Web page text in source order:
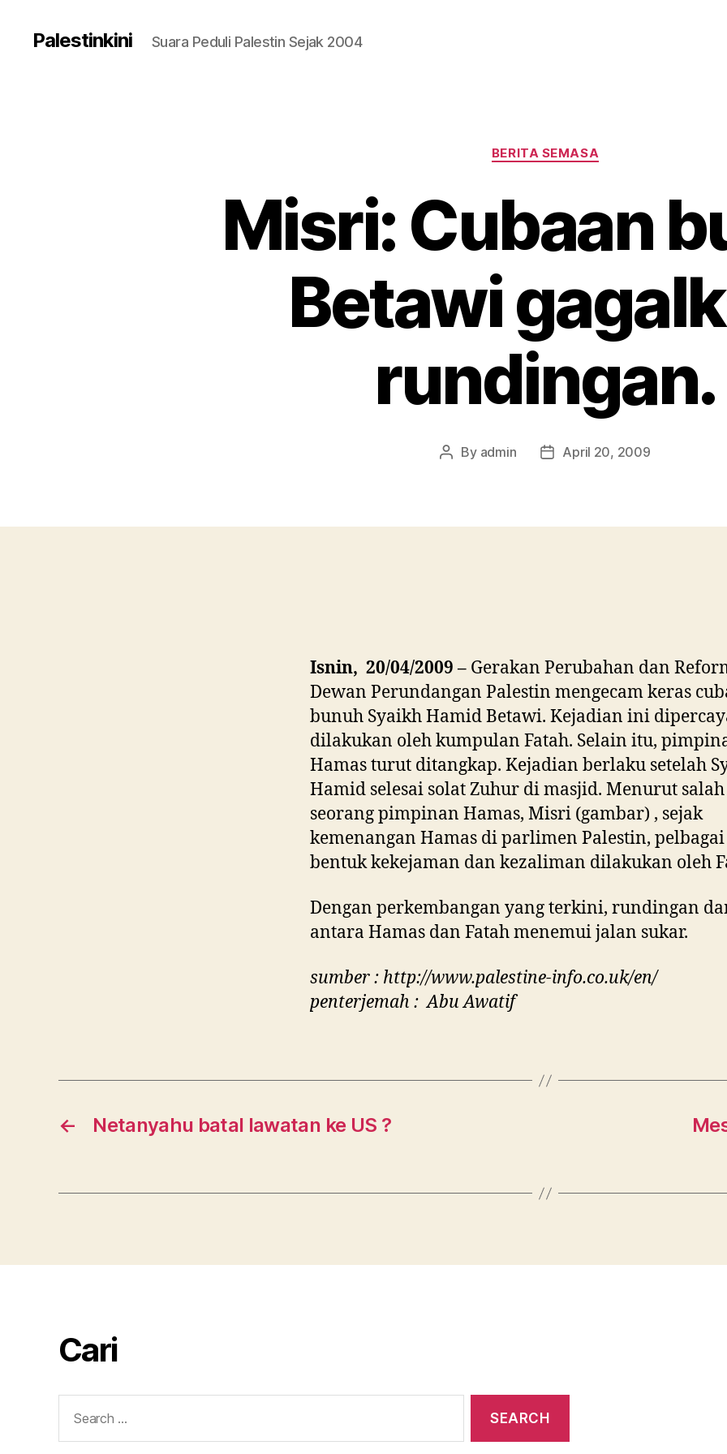
Palestinkini Suara Peduli Palestin Sejak 2004
Categories
BERITA SEMASA
Misri: Cubaan
Betawi
rundingan.
Post
By admin
PostApril 20, 2009
Isnin, 20/04/2009 – Gerakan Perubahan dan
Dewan Perundangan Palestin mengecam keras
bunuh Syaikh Hamid Betawi. Kejadian ini
dilakukan oleh kumpulan Fatah. Selain itu,
Hamas turut ditangkap. Kejadian berlaku setelah
Hamid selesai solat Zuhur di masjid. Menurut salah
seorang pimpinan Hamas, Misri (gambar) , sejak
kemenangan Hamas di parlimen Palestin, pelbagai
bentuk kekejaman dan kezaliman dilakukan oleh
Dengan perkembangan yang terkini, rundingan
antara Hamas dan Fatah menemui jalan sukar.
sumber : http://www.palestine-info.co.uk/en/
penterjemah : Abu Awatif
← Netanyahu batal lawatan ke US ?
Cari
for: